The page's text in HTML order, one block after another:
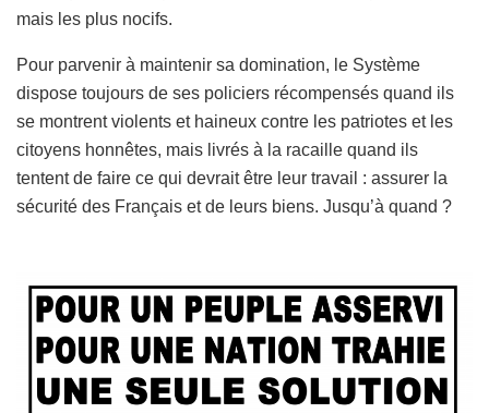
mais les plus nocifs.
Pour parvenir à maintenir sa domination, le Système
dispose toujours de ses policiers récompensés quand ils
se montrent violents et haineux contre les patriotes et les
citoyens honnêtes, mais livrés à la racaille quand ils
tentent de faire ce qui devrait être leur travail : assurer la
sécurité des Français et de leurs biens. Jusqu’à quand ?